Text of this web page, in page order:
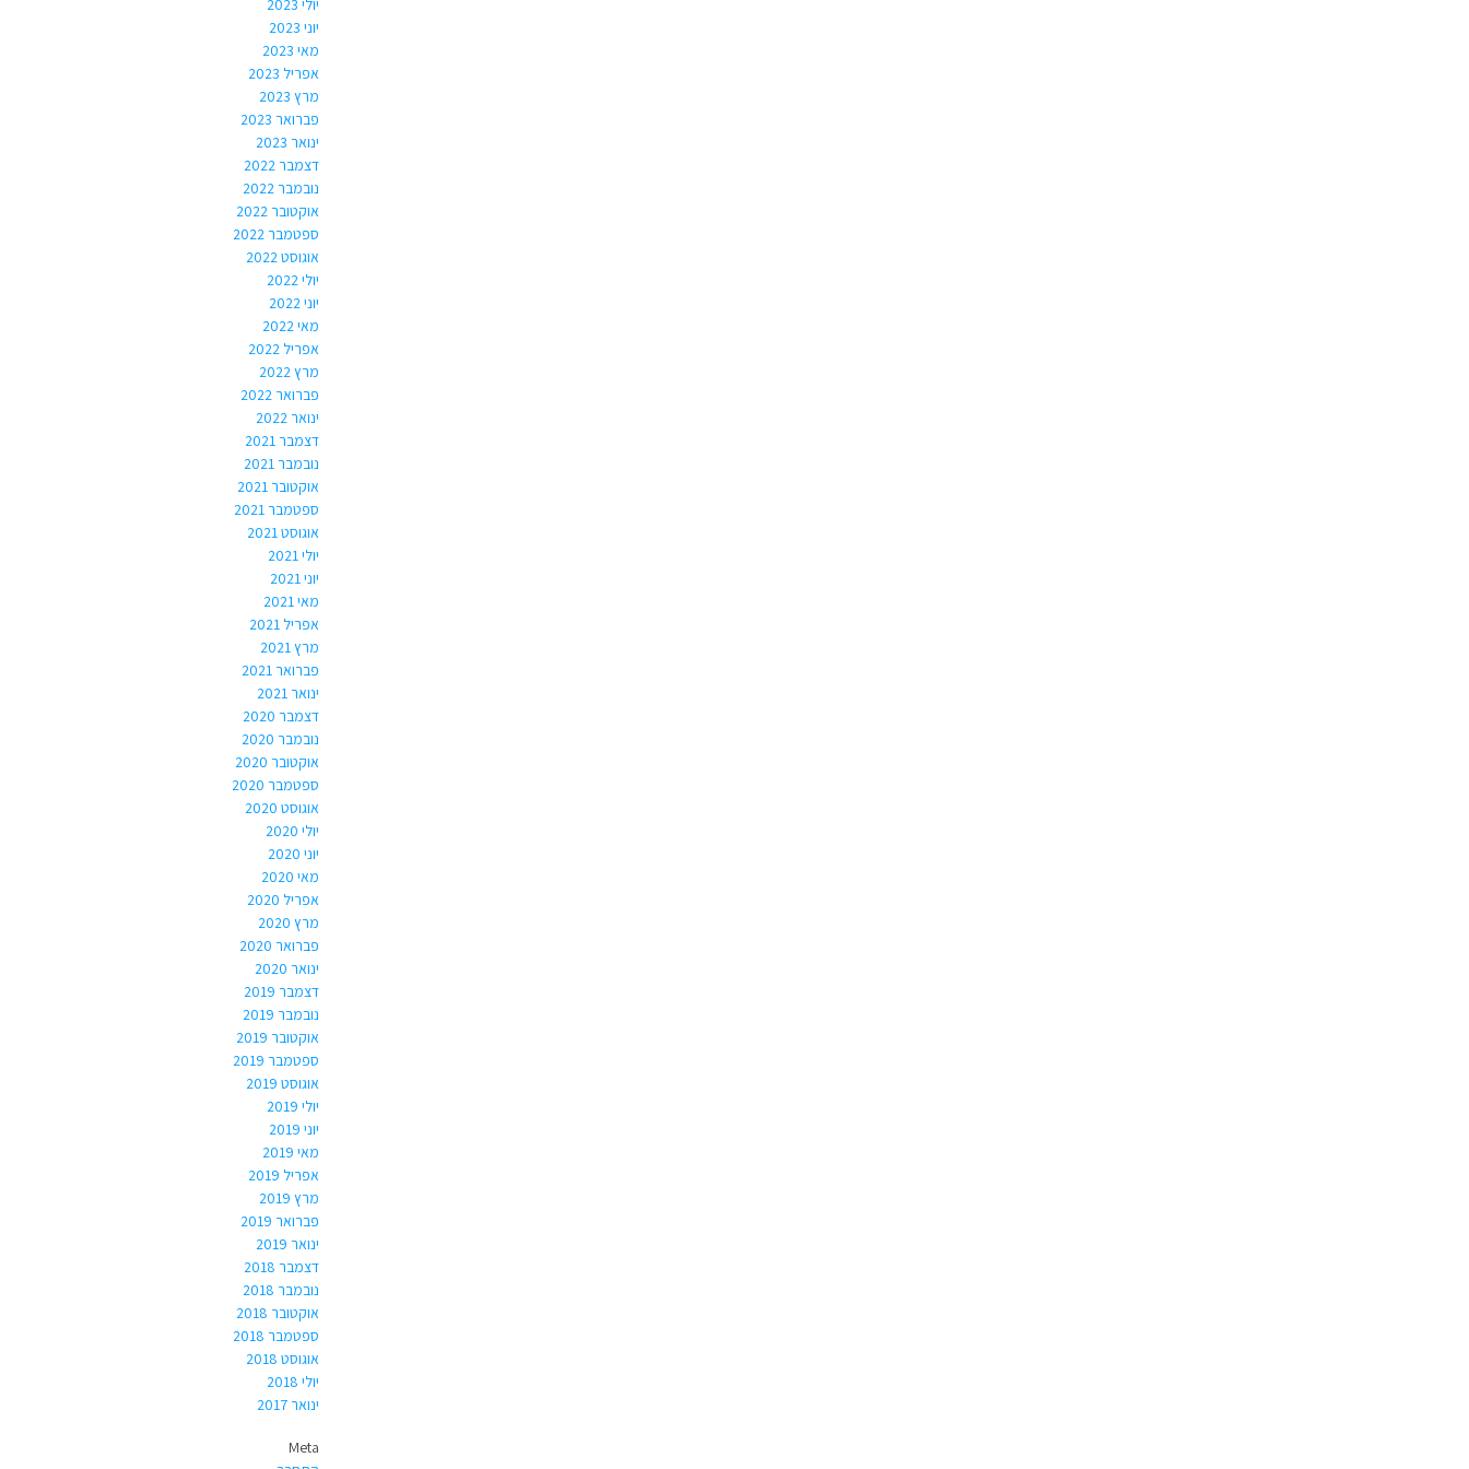
יוני 2023
מאי 2023
אפריל 2023
מרץ 2023
פברואר 2023
ינואר 2023
דצמבר 2022
נובמבר 2022
אוקטובר 2022
ספטמבר 2022
אוגוסט 2022
יולי 2022
יוני 2022
מאי 2022
אפריל 2022
מרץ 2022
פברואר 2022
ינואר 2022
דצמבר 2021
נובמבר 2021
אוקטובר 2021
ספטמבר 2021
אוגוסט 2021
יולי 2021
יוני 2021
מאי 2021
אפריל 2021
מרץ 2021
פברואר 2021
ינואר 2021
דצמבר 2020
נובמבר 2020
אוקטובר 2020
ספטמבר 2020
אוגוסט 2020
יולי 2020
יוני 2020
מאי 2020
אפריל 2020
מרץ 2020
פברואר 2020
ינואר 2020
דצמבר 2019
נובמבר 2019
אוקטובר 2019
ספטמבר 2019
אוגוסט 2019
יולי 2019
יוני 2019
מאי 2019
אפריל 2019
מרץ 2019
פברואר 2019
ינואר 2019
דצמבר 2018
נובמבר 2018
אוקטובר 2018
ספטמבר 2018
אוגוסט 2018
יולי 2018
ינואר 2017
Meta